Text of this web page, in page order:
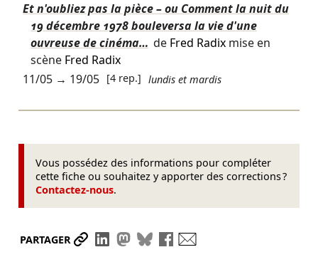
Et n'oubliez pas la pièce – ou Comment la nuit du
19 décembre 1978 bouleversa la vie d'une
ouvreuse de cinéma… de Fred Radixmise en
scène Fred Radix
11/05→ 19/05 [4 rep.] lundis et mardis
Vous possédez des informations pour compléter
cette fiche ou souhaitez y apporter des corrections ?
Contactez-nous.
PARTAGER Partager le lien
Partager sur LinkedIn
Partager sur Mastodon
Partager sur Bluesky
Partager sur Facebook